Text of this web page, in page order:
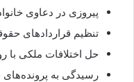
پیروزی در دعاوی
تنظیم قراردادهای
حل اختلافات ملکی با
رسیدگی به پرونده‌های